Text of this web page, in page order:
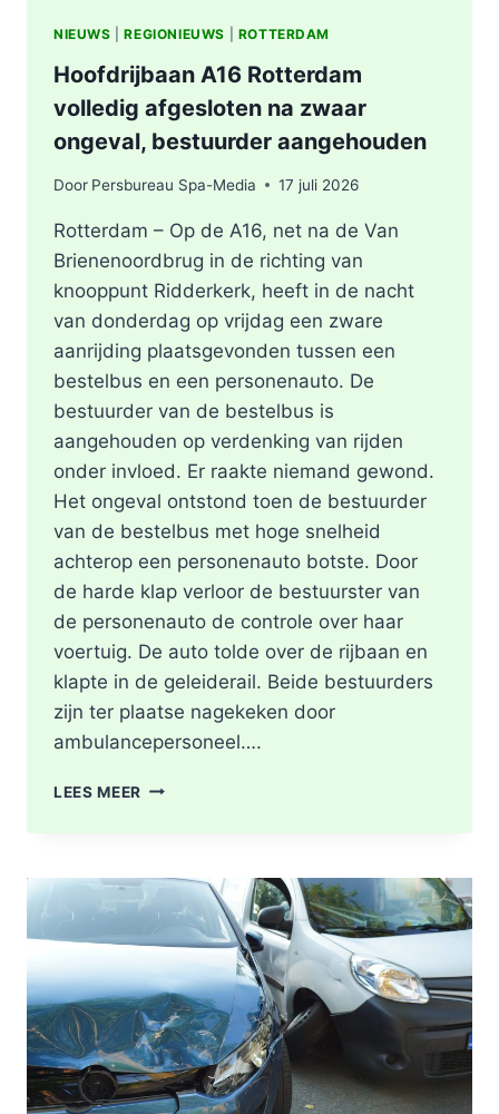
NIEUWS |REGIONIEUWS ROTTERDAM
Hoofdrijbaan A16 Rotterdam
volledig afgesloten na zwaar
ongeval, bestuurder aangehouden
Door Persbureau Spa-Media 17 juli 2026
Rotterdam – Op de A16, net na de Van
Brienenoordbrug in de richting van
knooppunt Ridderkerk, heeft in de nacht
van donderdag op vrijdag een zware
aanrijding plaatsgevonden tussen een
bestelbus en een personenauto. De
bestuurder van de bestelbus is
aangehouden op verdenking van rijden
onder invloed. Er raakte niemand gewond.
Het ongeval ontstond toen de bestuurder
van de bestelbus met hoge snelheid
achterop een personenauto botste. Door
de harde klap verloor de bestuurster van
de personenauto de controle over haar
voertuig. De auto tolde over de rijbaan en
klapte in de geleiderail. Beide bestuurders
zijn ter plaatse nagekeken door
ambulancepersoneel….
LEES MEER HOOFDRIJBAAN
AFGESLOTEN
NA
ZWAAR
ONGEVAL,
BESTUURDER
AANGEHOUDEN